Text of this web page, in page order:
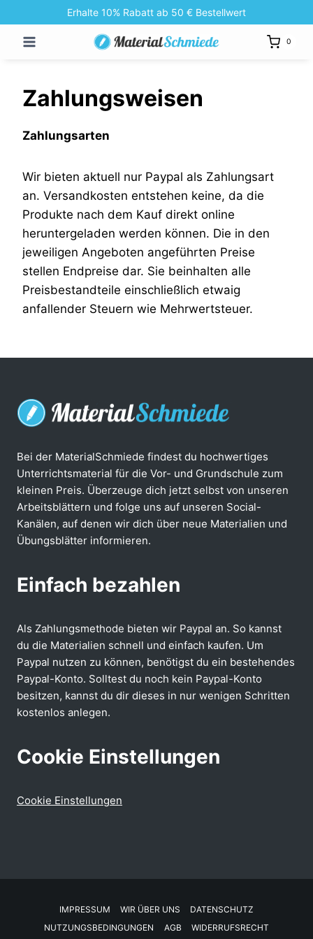
Inhalt
springen
Erhalte 10% Rabatt ab 50 € Bestellwert
0
Zahlungsweisen
Zahlungsarten
Wir bieten aktuell nur Paypal als Zahlungsart
an. Versandkosten entstehen keine, da die
Produkte nach dem Kauf direkt online
heruntergeladen werden können. Die in den
jeweiligen Angeboten angeführten Preise
stellen Endpreise dar. Sie beinhalten alle
Preisbestandteile einschließlich etwaig
anfallender Steuern wie Mehrwertsteuer.
Bei der MaterialSchmiede findest du hochwertiges
Unterrichtsmaterial für die Vor- und Grundschule zum
kleinen Preis. Überzeuge dich jetzt selbst von unseren
Arbeitsblättern und folge uns auf unseren Social-
Kanälen, auf denen wir dich über neue Materialien und
Übungsblätter informieren.
Einfach bezahlen
Als Zahlungsmethode bieten wir Paypal an. So kannst
du die Materialien schnell und einfach kaufen. Um
Paypal nutzen zu können, benötigst du ein bestehendes
Paypal-Konto. Solltest du noch kein Paypal-Konto
besitzen, kannst du dir dieses in nur wenigen Schritten
kostenlos anlegen.
Cookie Einstellungen
Cookie Einstellungen
IMPRESSUM WIR ÜBER UNS
DATENSCHUTZ
NUTZUNGSBEDINGUNGEN
AGB WIDERRUFSRECHT